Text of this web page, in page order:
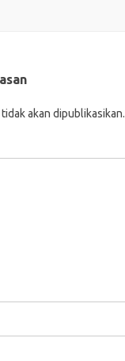
akan dipublikasikan.